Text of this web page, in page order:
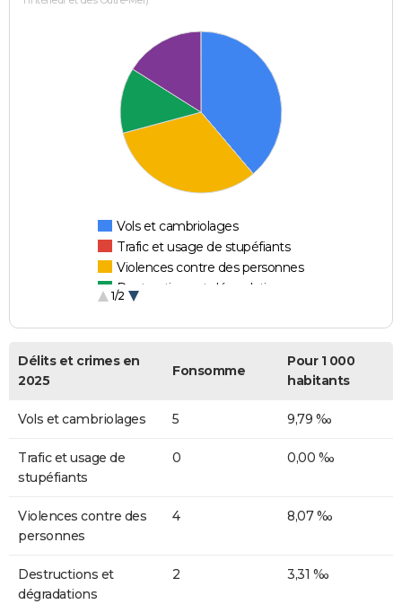
Vols et cambriolages
Trafic et usage de stupéfiants
Violences contre des personnes
Destructions et dégradations
1/2
Délits et crimes en
2025
Fonsomme
Pour 1 000
habitants
Vols et cambriolages 5 9,79 ‰
Trafic et usage de
stupéfiants
0 0,00 ‰
Violences contre des
personnes
4 8,07 ‰
Destructions et
dégradations
2 3,31 ‰